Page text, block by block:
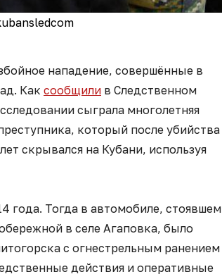
нападение, совершённые в
Как сообщили в Следственном
сыграла многолетняя
который после убийства
скрывался на Кубани, используя
года. Тогда в автомобиле, стоявшем
в селе Агаповка, было
с огнестрельным ранением
действия и оперативные